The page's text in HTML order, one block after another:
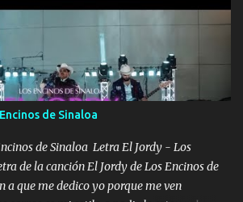
estoy rodeado de mujeres pero solo
solo ocupo verte Recuerdo echábamos
labios besándome yo quitándote la ropa no
con otra yo quiero llevarte a la Luna y si
te pido que seas mi esposa Chingada
de tenerte no ayuda la p'uta loquera y al
de ti dependiente la pinche tristeza me
que nunca saldras de mi mente Ella era
de Sinaloa
de Sinaloa Letra El Jordy - Los
de la canción El Jordy de Los Encinos de
a que me dedico yo porque me ven